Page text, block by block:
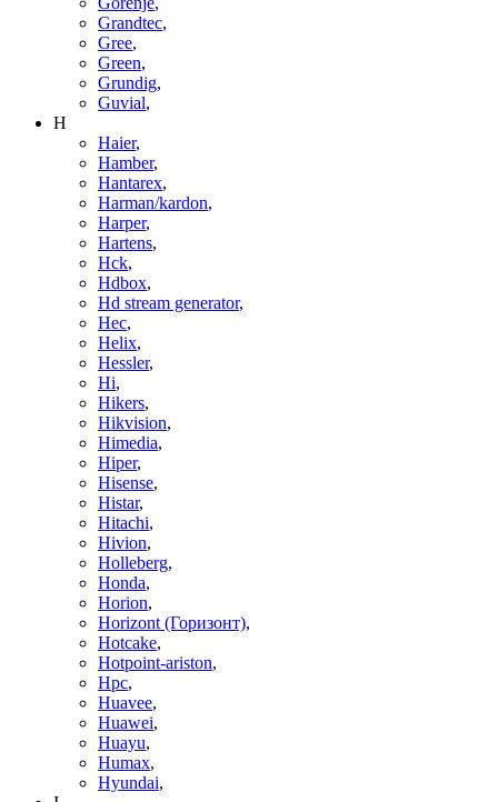
Grandtec,
Gree,
Green,
Grundig,
Guvial,
H
Haier,
Hamber,
Hantarex,
Harman/kardon,
Harper,
Hartens,
Hck,
Hdbox,
Hd stream generator,
Hec,
Helix,
Hessler,
Hi,
Hikers,
Hikvision,
Himedia,
Hiper,
Hisense,
Histar,
Hitachi,
Hivion,
Holleberg,
Honda,
Horion,
Horizont (Горизонт),
Hotcake,
Hotpoint-ariston,
Hpc,
Huavee,
Huawei,
Huayu,
Humax,
Hyundai,